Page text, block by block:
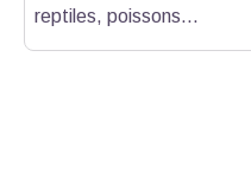
reptiles, poissons...